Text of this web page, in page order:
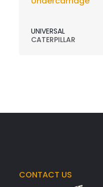
UNIVERSAL
CATERPILLAR
CONTACT US